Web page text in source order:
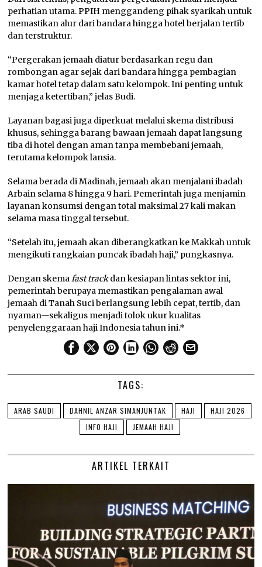
perhatian utama. PPIH menggandeng pihak syarikah untuk
memastikan alur dari bandara hingga hotel berjalan tertib
dan terstruktur.
“Pergerakan jemaah diatur berdasarkan regu dan
rombongan agar sejak dari bandara hingga pembagian
kamar hotel tetap dalam satu kelompok. Ini penting untuk
menjaga ketertiban,” jelas Budi.
Layanan bagasi juga diperkuat melalui skema distribusi
khusus, sehingga barang bawaan jemaah dapat langsung
tiba di hotel dengan aman tanpa membebani jemaah,
terutama kelompok lansia.
Selama berada di Madinah, jemaah akan menjalani ibadah
Arbain selama 8 hingga 9 hari. Pemerintah juga menjamin
layanan konsumsi dengan total maksimal 27 kali makan
selama masa tinggal tersebut.
“Setelah itu, jemaah akan diberangkatkan ke Makkah untuk
mengikuti rangkaian puncak ibadah haji,” pungkasnya.
Dengan skemafast trackdan kesiapan lintas sektor ini,
pemerintah berupaya memastikan pengalaman awal
jemaah di Tanah Suci berlangsung lebih cepat, tertib, dan
nyaman—sekaligus menjadi tolok ukur kualitas
penyelenggaraan haji Indonesia tahun ini.*
TAGS:
ARAB SAUDI DAHNIL ANZAR SIMANJUNTAK HAJI
HAJI 2026
INFO HAJI
JEMAAH HAJI
ARTIKEL TERKAIT